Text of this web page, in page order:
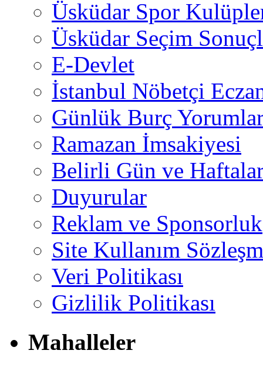
Üsküdar Spor
Üsküdar Seçim
E-Devlet
İstanbul Nöbetçi
Günlük Burç
Ramazan İmsakiyesi
Belirli Gün ve
Duyurular
Reklam ve Sponsorluk
Site Kullanım
Veri Politikası
Gizlilik Politikası
Mahalleler